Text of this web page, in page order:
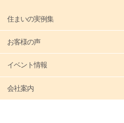
住まいの実例集
お客様の声
イベント情報
会社案内